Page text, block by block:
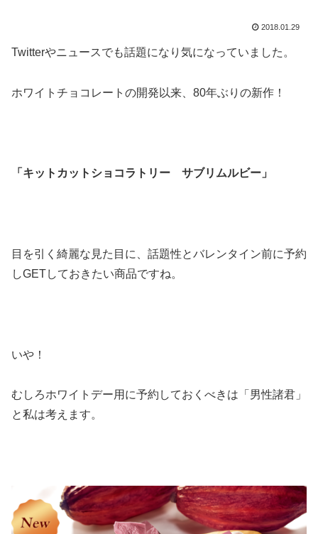
2018.01.29
Twitterやニュースでも話題になり気になっていました。
ホワイトチョコレートの開発以来、80年ぶりの新作！
「キットカットショコラトリー サブリムルビー」
目を引く綺麗な見た目に、話題性とバレンタイン前に予約
しGETしておきたい商品ですね。
いや！
むしろホワイトデー用に予約しておくべきは「男性諸君」
と私は考えます。